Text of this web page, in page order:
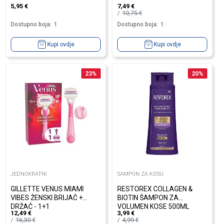
5,95 €
Dostupno boja: 1
Kupi ovdje
7,49 €
10,75€
Dostupno boja: 1
Kupi ovdje
23%
JEDNOKRATNI
GILLETTE VENUS MIAMI
VIBES ŽENSKI BRIJAČ +
DRŽAČ - 1+1
12,49 €
16,30€
20%
SAMPON ZA KOSU
RESTOREX COLLAGEN &
BIOTIN ŠAMPON ZA
VOLUMEN KOSE 500ML
3,99 €
4,99€